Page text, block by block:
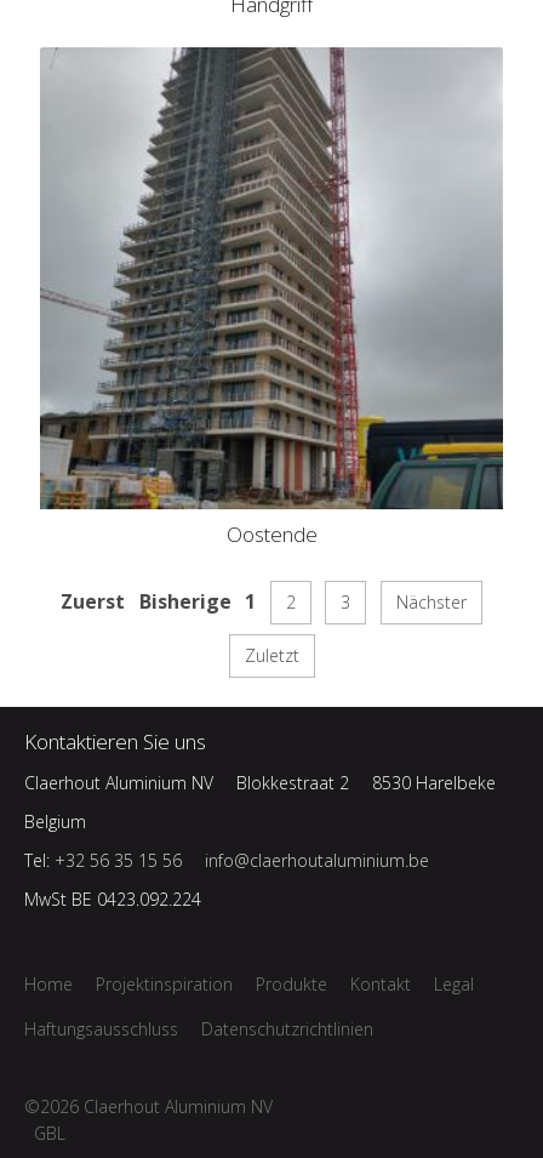
Oostende
Zuerst Bisherige 1 2 3 Nächster
Zuletzt
Kontaktieren Sie uns
Claerhout Aluminium NV Blokkestraat 2
8530 Harelbeke
Belgium
Tel: +32 56 35 15 56
info@claerhoutaluminium.be
MwSt BE 0423.092.224
Home Projektinspiration Produkte Kontakt
Legal
Haftungsausschluss
Datenschutzrichtlinien
©2026 Claerhout Aluminium NV
GBL